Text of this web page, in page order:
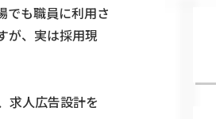
でも職員に利用さ
が、実は採用現
求人広告設計を